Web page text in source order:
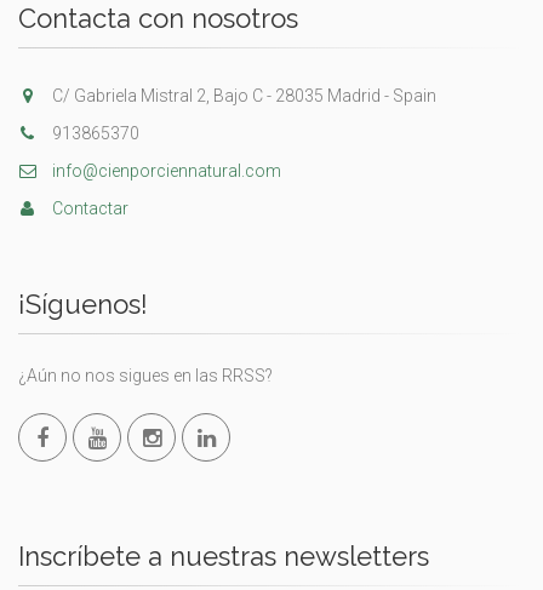
Contacta con nosotros
C/ Gabriela Mistral 2, Bajo C - 28035 Madrid - Spain
913865370
info@cienporciennatural.com
Contactar
¡Síguenos!
¿Aún no nos sigues en las RRSS?
Inscríbete a nuestras newsletters